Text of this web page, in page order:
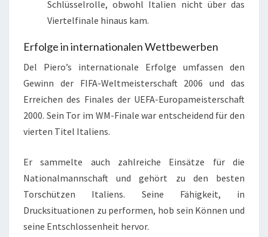
Schlüsselrolle, obwohl Italien nicht über das
Viertelfinale hinaus kam.
Erfolge in internationalen Wettbewerben
Del Piero’s internationale Erfolge umfassen den
Gewinn der FIFA-Weltmeisterschaft 2006 und das
Erreichen des Finales der UEFA-Europameisterschaft
2000. Sein Tor im WM-Finale war entscheidend für den
vierten Titel Italiens.
Er sammelte auch zahlreiche Einsätze für die
Nationalmannschaft und gehört zu den besten
Torschützen Italiens. Seine Fähigkeit, in
Drucksituationen zu performen, hob sein Können und
seine Entschlossenheit hervor.